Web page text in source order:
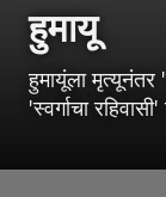
हुमायू
हुमायूंला मृत्यूनंतर
'स्वर्गाचा